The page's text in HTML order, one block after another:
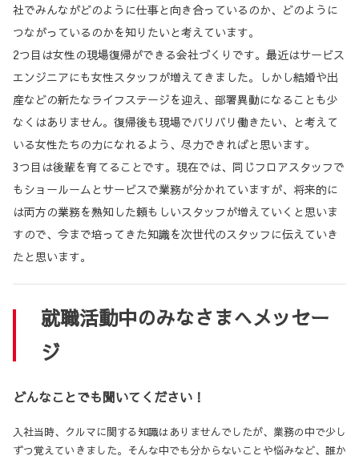
社でみんながどのように仕事と向き合っているのか、どのように
つながっているのかを知りたいと考えています。
2つ目は女性の現場復帰ができる会社づくりです。最近はサービス
エンジニアにも女性スタッフが増えてきました。しかし結婚や出
産などの新たなライフステージを迎え、部署異動になることも少
なくはありません。復帰後も現場でバリバリ働きたい、と考えて
いる女性たちの力になれるよう、尽力できればと思います。
3つ目は後輩を育てることです。現在では、同じフロアスタッフで
もショールームとサービスで業務が分かれていますが、将来的に
は両方の業務を熟知した頼もしいスタッフが増えていくと思いま
すので、今まで培ってきた知識を次世代のスタッフに伝えていき
たと思います。
就職活動中のみなさまへメッセー
ジ
どんなことでも聞いてください！
入社当時、クルマに関する知識はありませんでしたが、業務の中で少し
ずつ覚えていきました。そんな中でも分からないことや悩みなど、誰か